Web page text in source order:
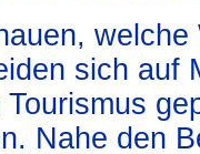
sich auf
Nahe den